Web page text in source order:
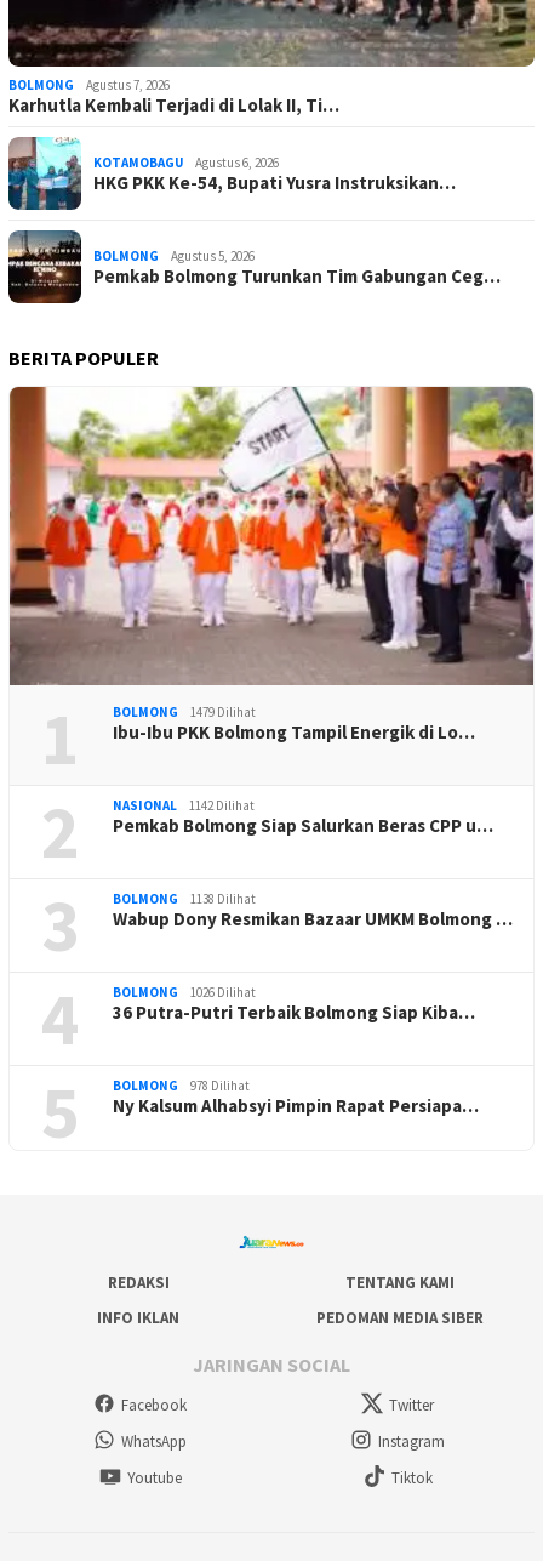
BOLMONG Agustus 7, 2026
Karhutla Kembali Terjadi di Lolak II, Ti…
KOTAMOBAGU Agustus 6, 2026
HKG PKK Ke-54, Bupati Yusra Instruksikan…
BOLMONG Agustus 5, 2026
Pemkab Bolmong Turunkan Tim Gabungan Ceg…
BERITA POPULER
1 BOLMONG 1479 Dilihat
Ibu-Ibu PKK Bolmong Tampil Energik di Lo…
2 NASIONAL 1142 Dilihat
Pemkab Bolmong Siap Salurkan Beras CPP u…
3 BOLMONG 1138 Dilihat
Wabup Dony Resmikan Bazaar UMKM Bolmong …
4 BOLMONG 1026 Dilihat
36 Putra-Putri Terbaik Bolmong Siap Kiba…
5 BOLMONG 978 Dilihat
Ny Kalsum Alhabsyi Pimpin Rapat Persiapa…
REDAKSI
TENTANG KAMI
INFO IKLAN
PEDOMAN MEDIA SIBER
JARINGAN SOCIAL
Facebook
Twitter
WhatsApp
Instagram
Youtube
Tiktok